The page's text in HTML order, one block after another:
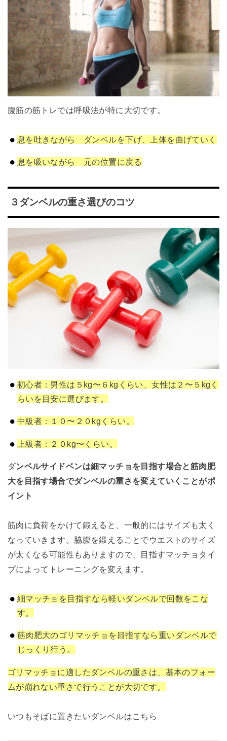
腹筋の筋トレでは呼吸法が特に大切です。
息を吐きながら ダンベルを下げ、上体を曲げていく
息を吸いながら 元の位置に戻る
３ダンベルの重さ選びのコツ
初心者：男性は５kg〜６kgくらい、女性は２〜５kgく
らいを目安に選びます。
中級者：１０〜２０kgくらい。
上級者：２０kg〜くらい。
ダンベルサイドベンは細マッチョを目指す場合と筋肉肥
大を目指す場合でダンベルの重さを変えていくことがポ
イント
筋肉に負荷をかけて鍛えると、一般的にはサイズも太く
なっていきます。脇腹を鍛えることでウエストのサイズ
が太くなる可能性もありますので、目指すマッチョタイ
プによってトレーニングを変えます。
細マッチョを目指すなら軽いダンベルで回数をこな
す。
筋肉肥大のゴリマッチョを目指すなら重いダンベルで
じっくり行う。
ゴリマッチョに適したダンベルの重さは、基本のフォー
ムが崩れない重さで行うことが大切です。
いつもそばに置きたいダンベルはこちら